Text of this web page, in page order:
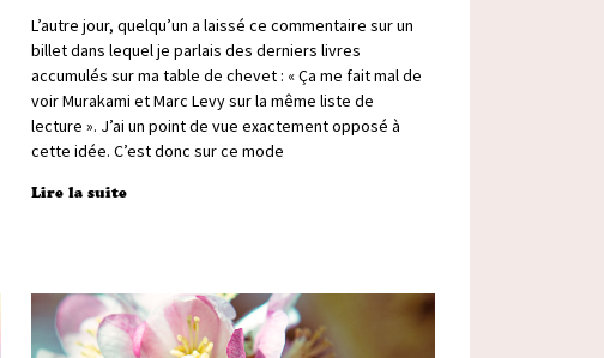
L’autre jour, quelqu’un a laissé ce commentaire sur un
billet dans lequel je parlais des derniers livres
accumulés sur ma table de chevet : « Ça me fait mal de
voir Murakami et Marc Levy sur la même liste de
lecture ». J’ai un point de vue exactement opposé à
cette idée. C’est donc sur ce mode
Lire la suite